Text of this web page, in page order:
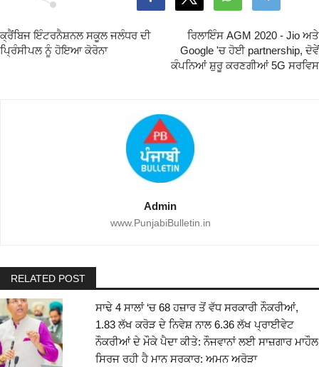
ਕ੍ਰੈਂਬਿਜ ਇੰਟਰਨੈਸ਼ਨਲ ਸਕੂਲ ਜਲੰਧਰ ਦੀ
ਪ੍ਰਿੰਸੀਪਲ ਨੂੰ ਹੋਇਆ ਕੋਰੋਨਾ
ਰਿਲਾਇੰਸ AGM 2020 - Jio ਅਤੇ
Google 'ਚ ਹੋਈ partnership, ਦੋਵੇਂ
ਕੰਪਨਿਆਂ ਸ਼ੁਰੂ ਕਰਣਗੀਆਂ 5G ਸਰਵਿਸ
Admin
www.PunjabiBulletin.in
RELATED POST
ਸਾਢੇ 4 ਸਾਲਾਂ ‘ਚ 68 ਹਜ਼ਾਰ ਤੋਂ ਵੱਧ ਸਰਕਾਰੀ ਨੌਕਰੀਆਂ,
1.83 ਲੱਖ ਕਰੋੜ ਦੇ ਨਿਵੇਸ਼ ਨਾਲ 6.36 ਲੱਖ ਪ੍ਰਾਈਵੇਟ
ਨੌਕਰੀਆਂ ਦੇ ਮੌਕੇ ਪੈਦਾ ਕੀਤੇ: ਨੌਜਵਾਨਾਂ ਲਈ ਸਾਜ਼ਗਾਰ ਮਾਹੌਲ
ਸਿਰਜ ਰਹੀ ਹੈ ਮਾਨ ਸਰਕਾਰ: ਅਮਨ ਅਰੋੜਾ